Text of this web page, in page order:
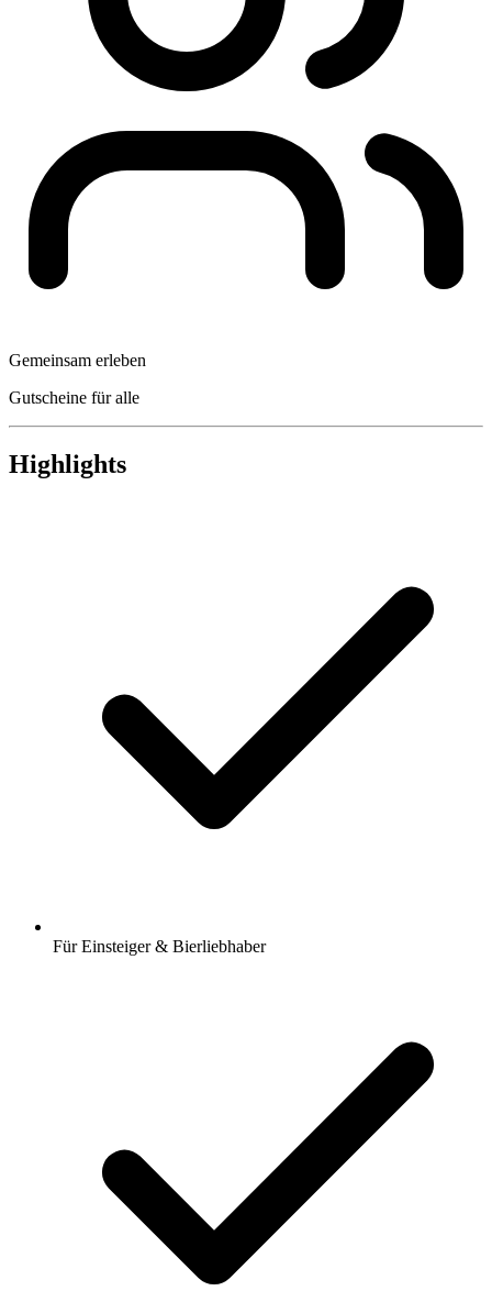
Gemeinsam erleben
Gutscheine für alle
Highlights
Für Einsteiger & Bierliebhaber